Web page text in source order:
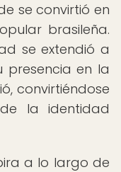
se convirtió en
brasileña.
se extendió a
presencia en la
convirtiéndose
la identidad
a lo largo de